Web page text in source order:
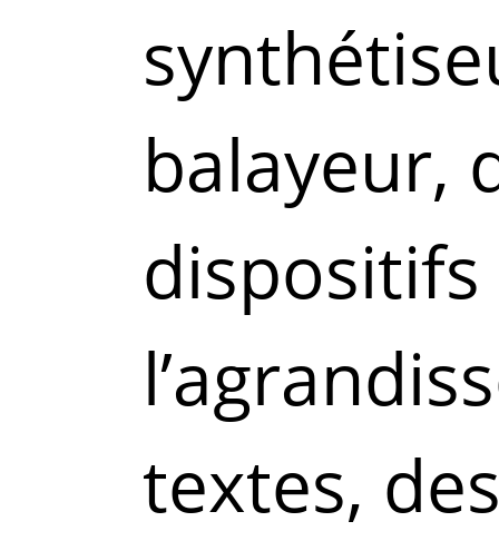
balayeur,
textes,